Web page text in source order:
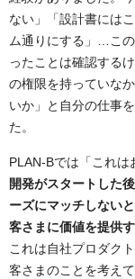
ない」「設計書には
ム通りにする」…こ
ったことは確認する
の権限を持っていな
いか」と自分の仕事
た。
PLAN-Bでは「これは
開発がスタートした
ーズにマッチしない
客さまに価値を提供
これは自社プロダク
客さまのことを考え